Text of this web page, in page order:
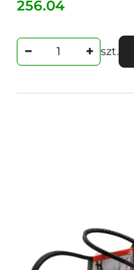
Cena:
256.04
szt.